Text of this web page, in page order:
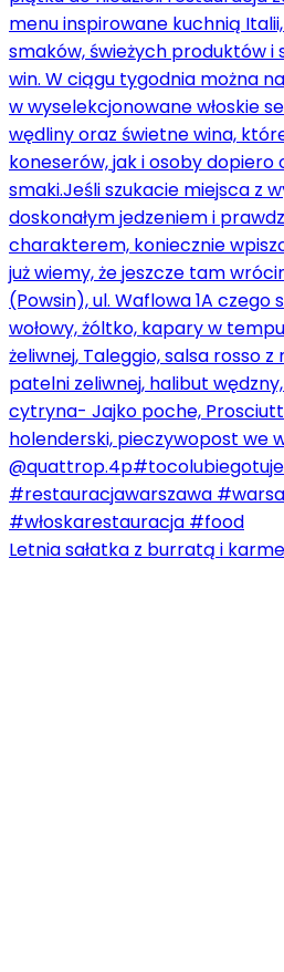
Letnia sałatka z burratą i